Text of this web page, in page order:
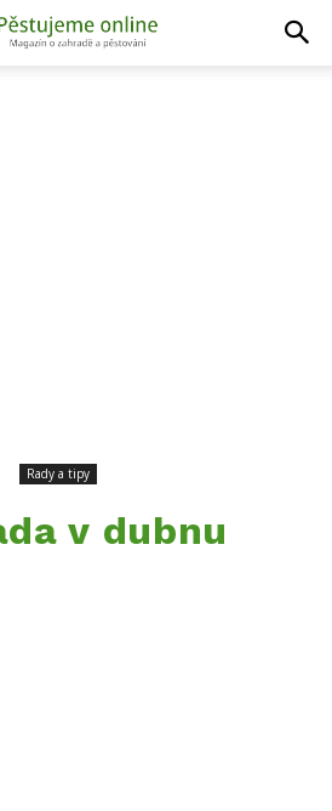
Rady a tipy
v dubnu